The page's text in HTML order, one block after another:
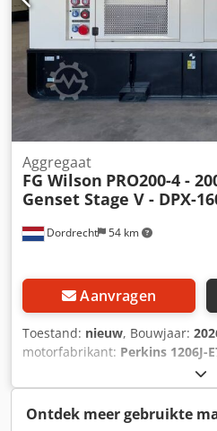
Dordrecht 54 km
Aggregaat
FG Wilson PRO200-4 -
Genset Stage V - DPX-
Aanvragen
Toestand: nieuw, Bouwjaar:
motorfabrikant: Perkins 1206J-
Leeggewicht: 3.651 kg Dcsdex S
Generatorvermogen: 200 kVA
142 x 237 cm CE-markering: ja
IV final Watertankinhoud: 822 l
Ontdek meer gebruikte